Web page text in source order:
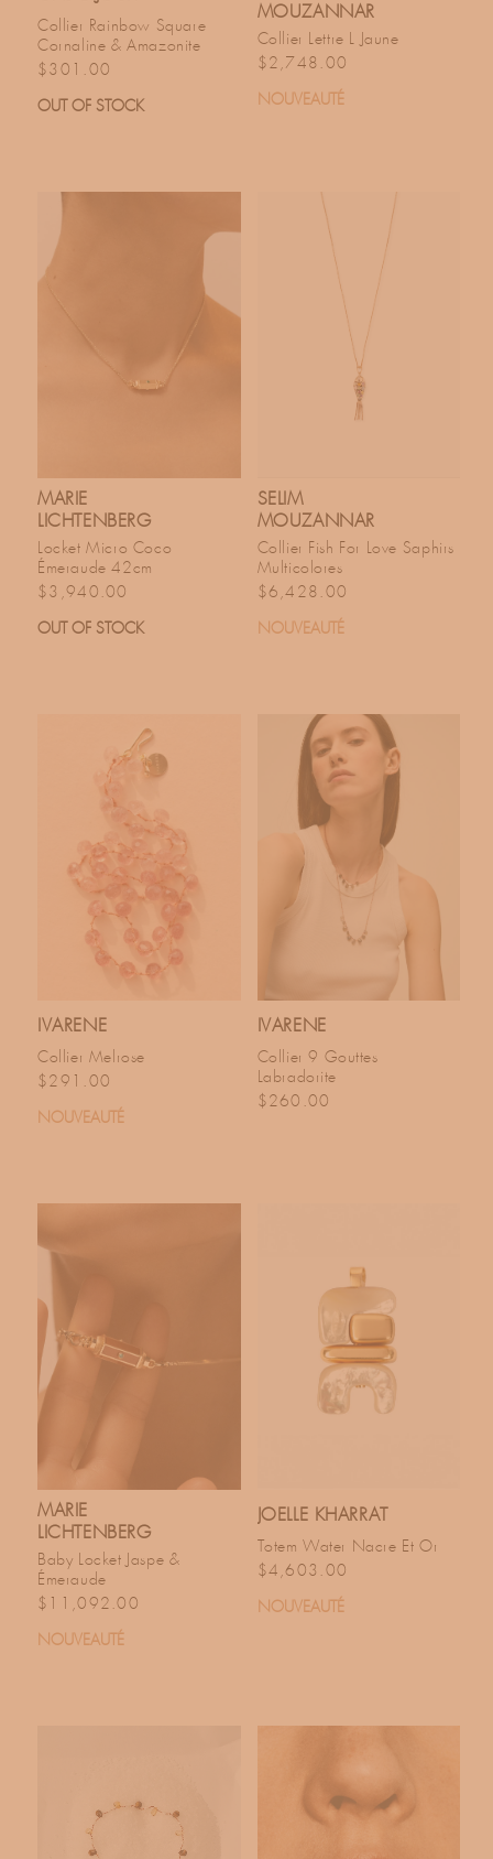
Collier Rainbow Square
Cornaline & Amazonite
Prix habituel
$301.00
OUT OF STOCK
MOUZANNAR
Collier Lettre L Jaune
Prix habituel
$2,748.00
NOUVEAUTÉ
MARIE
LICHTENBERG
Locket Micro Coco
Émeraude 42cm
Prix habituel
$3,940.00
OUT OF STOCK
SELIM
MOUZANNAR
Collier Fish For Love Saphirs
Multicolores
Prix habituel
$6,428.00
NOUVEAUTÉ
IVARENE
Collier Melrose
Prix habituel
$291.00
NOUVEAUTÉ
IVARENE
Collier 9 Gouttes
Labradorite
Prix habituel
$260.00
MARIE
LICHTENBERG
Baby Locket Jaspe &
Émeraude
Prix habituel
$11,092.00
NOUVEAUTÉ
JOELLE KHARRAT
Totem Water Nacre Et Or
Prix habituel
$4,603.00
NOUVEAUTÉ